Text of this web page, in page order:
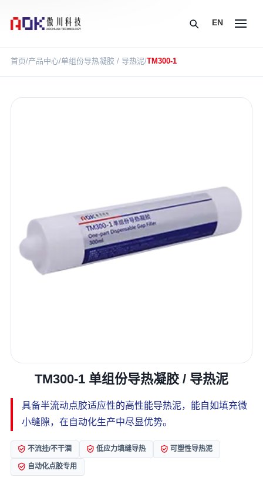
EN
首页/产品中心/单组份导热凝胶 / 导热泥/TM300-1
TM300-1 单组份导热凝胶 / 导热泥
具备半流动点胶适应性的高性能导热泥，能自如填充微
小缝隙，在自动化生产中尽显优势。
不流挂/不干涸 低应力填缝导热 可塑性导热泥
自动化点胶专用